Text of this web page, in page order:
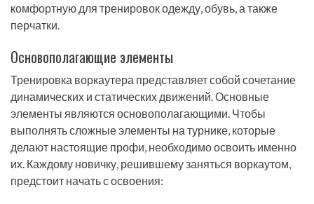
комфортную для тренировок одежду, обувь, а также
перчатки.
Основополагающие элементы
Тренировка воркаутера представляет собой сочетание
динамических и статических движений. Основные
элементы являются основополагающими. Чтобы
выполнять сложные элементы на турнике, которые
делают настоящие профи, необходимо освоить именно
их. Каждому новичку, решившему заняться воркаутом,
предстоит начать с освоения: